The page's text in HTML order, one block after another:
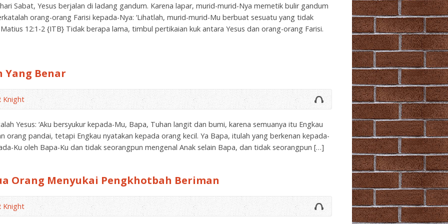
Sabat, Yesus berjalan di ladang gandum. Karena lapar, murid-murid-Nya memetik bulir gandum
orang-orang Farisi kepada-Nya: ‘Lihatlah, murid-murid-Mu berbuat sesuatu yang tidak
12:1-2 {ITB} Tidak berapa lama, timbul pertikaian kuk antara Yesus dan orang-orang Farisi.
Yang Benar
Knight
Yesus: ‘Aku bersyukur kepada-Mu, Bapa, Tuhan langit dan bumi, karena semuanya itu Engkau
orang pandai, tetapi Engkau nyatakan kepada orang kecil. Ya Bapa, itulah yang berkenan kepada-
Ku oleh Bapa-Ku dan tidak seorangpun mengenal Anak selain Bapa, dan tidak seorangpun […]
Orang Menyukai Pengkhotbah Beriman
Knight